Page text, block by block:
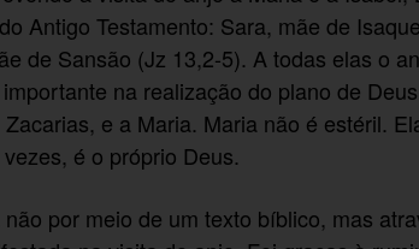
Antigo Testamento: Sara, mãe de
de Sansão (Jz 13,2-5). A todas elas o
na realização do plano de
e a Maria. Maria não é estéril.
é o próprio Deus.
por meio de um texto bíblico, mas